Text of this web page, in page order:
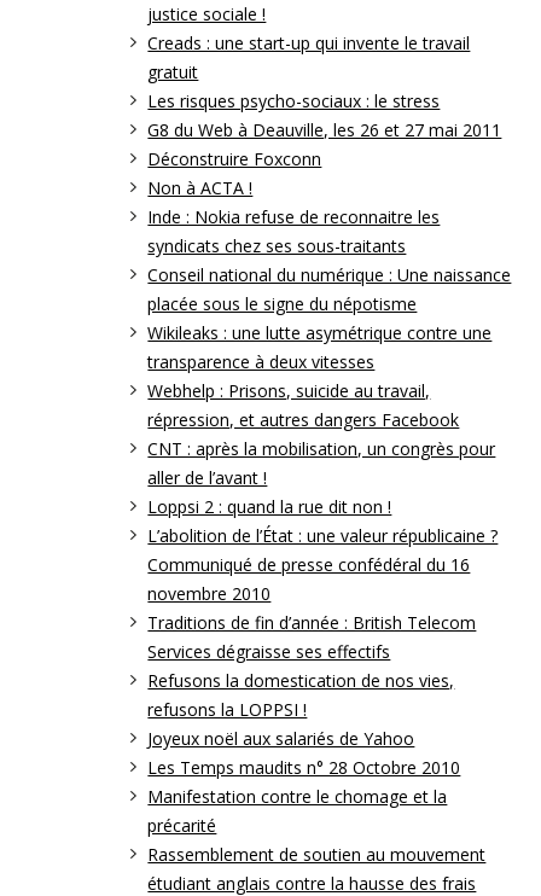
justice sociale !
Creads : une start-up qui invente le travail
gratuit
Les risques psycho-sociaux : le stress
G8 du Web à Deauville, les 26 et 27 mai 2011
Déconstruire Foxconn
Non à ACTA !
Inde : Nokia refuse de reconnaitre les
syndicats chez ses sous-traitants
Conseil national du numérique : Une naissance
placée sous le signe du népotisme
Wikileaks : une lutte asymétrique contre une
transparence à deux vitesses
Webhelp : Prisons, suicide au travail,
répression, et autres dangers Facebook
CNT : après la mobilisation, un congrès pour
aller de l’avant !
Loppsi 2 : quand la rue dit non !
L’abolition de l’État : une valeur républicaine ?
Communiqué de presse confédéral du 16
novembre 2010
Traditions de fin d’année : British Telecom
Services dégraisse ses effectifs
Refusons la domestication de nos vies,
refusons la LOPPSI !
Joyeux noël aux salariés de Yahoo
Les Temps maudits n° 28 Octobre 2010
Manifestation contre le chomage et la
précarité
Rassemblement de soutien au mouvement
étudiant anglais contre la hausse des frais